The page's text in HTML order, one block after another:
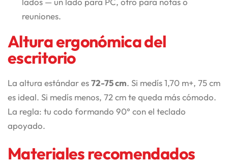
reuniones.
Altura ergonómica del
escritorio
La altura estándar es72-75 cm. Si medís 1,70 m+, 75 cm
es ideal. Si medís menos, 72 cm te queda más cómodo.
La regla: tu codo formando 90° con el teclado
apoyado.
Materiales recomendados